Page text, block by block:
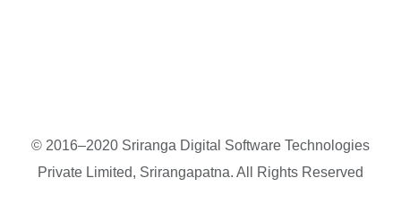
© 2016–2020 Sriranga Digital Software Technologies
Private Limited, Srirangapatna. All Rights Reserved